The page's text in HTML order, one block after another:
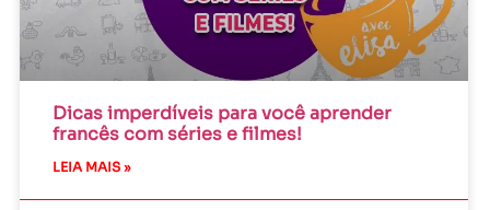
Dicas imperdíveis para você aprender
francês com séries e filmes!
LEIA MAIS »